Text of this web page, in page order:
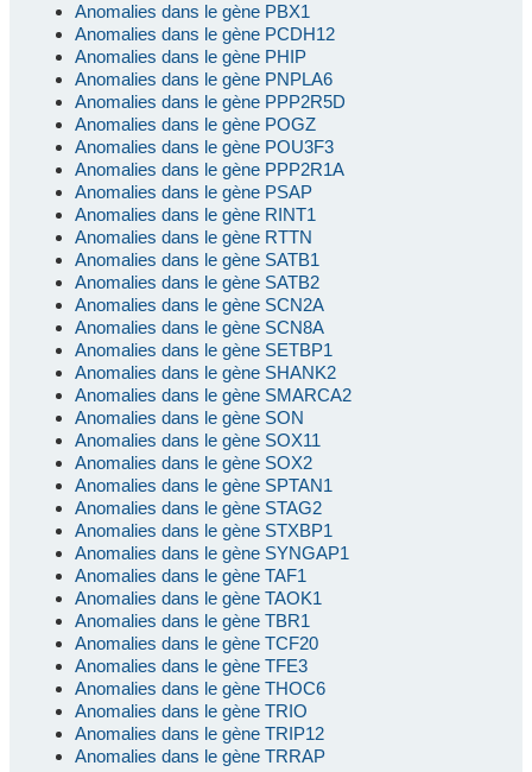
Anomalies dans le gène PBX1
Anomalies dans le gène PCDH12
Anomalies dans le gène PHIP
Anomalies dans le gène PNPLA6
Anomalies dans le gène PPP2R5D
Anomalies dans le gène POGZ
Anomalies dans le gène POU3F3
Anomalies dans le gène PPP2R1A
Anomalies dans le gène PSAP
Anomalies dans le gène RINT1
Anomalies dans le gène RTTN
Anomalies dans le gène SATB1
Anomalies dans le gène SATB2
Anomalies dans le gène SCN2A
Anomalies dans le gène SCN8A
Anomalies dans le gène SETBP1
Anomalies dans le gène SHANK2
Anomalies dans le gène SMARCA2
Anomalies dans le gène SON
Anomalies dans le gène SOX11
Anomalies dans le gène SOX2
Anomalies dans le gène SPTAN1
Anomalies dans le gène STAG2
Anomalies dans le gène STXBP1
Anomalies dans le gène SYNGAP1
Anomalies dans le gène TAF1
Anomalies dans le gène TAOK1
Anomalies dans le gène TBR1
Anomalies dans le gène TCF20
Anomalies dans le gène TFE3
Anomalies dans le gène THOC6
Anomalies dans le gène TRIO
Anomalies dans le gène TRIP12
Anomalies dans le gène TRRAP